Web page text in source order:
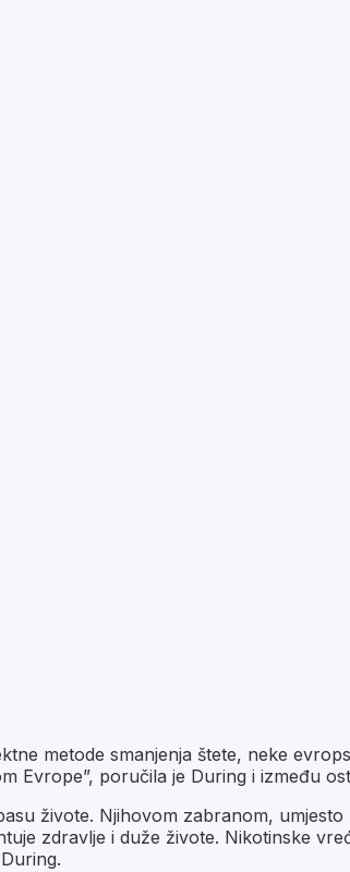
metode smanjenja štete, neke
Evrope”, poručila je During i između
živote. Njihovom zabranom,
zdravlje i duže živote. Nikotinske